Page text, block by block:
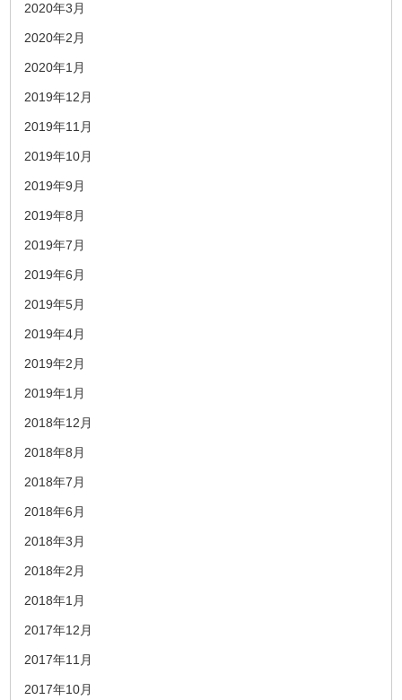
2020年3月
2020年2月
2020年1月
2019年12月
2019年11月
2019年10月
2019年9月
2019年8月
2019年7月
2019年6月
2019年5月
2019年4月
2019年2月
2019年1月
2018年12月
2018年8月
2018年7月
2018年6月
2018年3月
2018年2月
2018年1月
2017年12月
2017年11月
2017年10月